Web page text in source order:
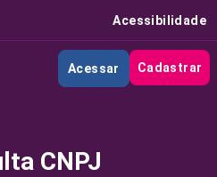
Acessibilidade
Acessar Cadastrar
CNPJ